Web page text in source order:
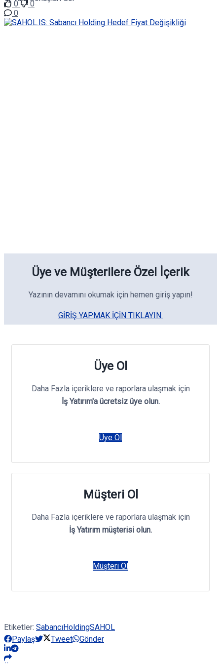
0
0
0
Üye ve Müşterilere Özel İçerik
Yazının devamını okumak için hemen giriş yapın!
GIRIŞ YAPMAK IÇIN TIKLAYIN.
Üye Ol
Daha Fazla içeriklere ve raporlara ulaşmak için
İş Yatırım'a ücretsiz üye olun.
Üye Ol
Müşteri Ol
Daha Fazla içeriklere ve raporlara ulaşmak için
İş Yatırım müşterisi olun.
Müşteri Ol
Etiketler: SabancıHoldingSAHOL
Paylaş
Tweet Gönder